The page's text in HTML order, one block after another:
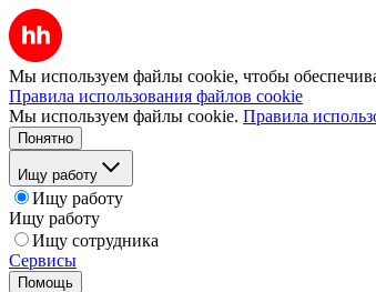
Мы используем файлы cookie, чтобы
Правила использования файлов cookie
Мы используем файлы cookie. Правила
Понятно
Ищу работу
Ищу работу
Ищу работу
Ищу сотрудника
Сервисы
Помощь